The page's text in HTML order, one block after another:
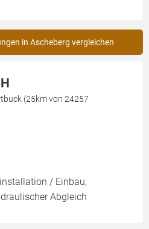
in Ascheberg vergleichen
(25km von 24257
/ Einbau,
Abgleich